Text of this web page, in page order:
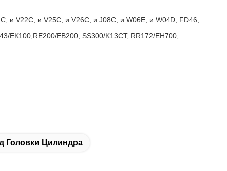
и V22C, и V25C, и V26C, и J08C, и W06E, и W04D, FD46,
EK100,RE200/EB200, SS300/K13CT, RR172/EH700,
Головки Цилиндра